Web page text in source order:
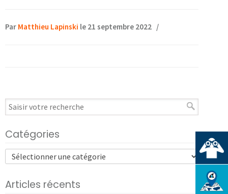
Par Matthieu Lapinski le 21 septembre 2022 /
Catégories
Articles récents